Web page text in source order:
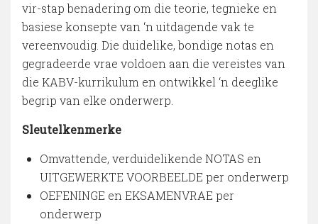
vir-stap benadering om die teorie, tegnieke en
basiese konsepte van ‘n uitdagende vak te
vereenvoudig. Die duidelike, bondige notas en
gegradeerde vrae voldoen aan die vereistes van
die KABV-kurrikulum en ontwikkel ‘n deeglike
begrip van elke onderwerp.
Sleutelkenmerke
Omvattende, verduidelikende NOTAS en
UITGEWERKTE VOORBEELDE per onderwerp
OEFENINGE en EKSAMENVRAE per
onderwerp